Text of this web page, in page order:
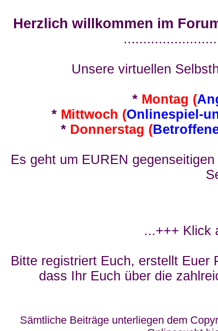
Herzlich willkommen im
Unsere virtuellen
* Montag (
* Mittwoch (Onlinespiel-
* Donnerstag (
Es geht um EUREN
...+++ Klick
Bitte registriert Euch, erstellt Euer
dass Ihr Euch über die
Sämtliche Beiträge unterliegen dem